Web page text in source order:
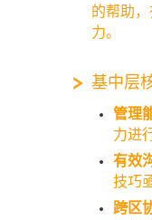
的帮助
力。
基中层
管理
力进
有效
技巧
跨区